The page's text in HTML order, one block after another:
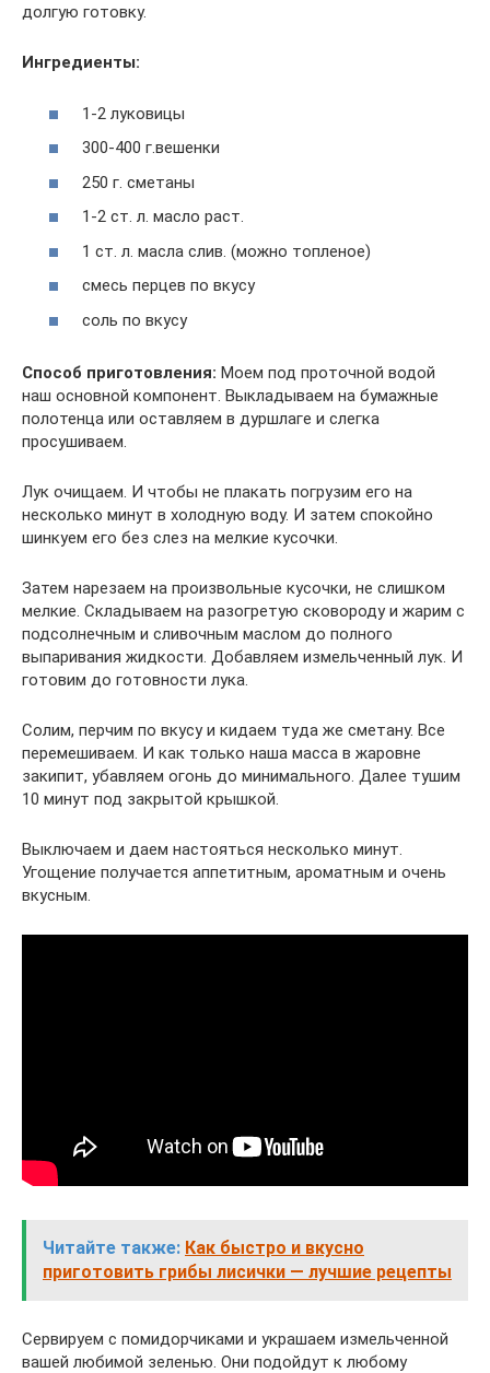
долгую готовку.
Ингредиенты:
1-2 луковицы
300-400 г.вешенки
250 г. сметаны
1-2 ст. л. масло раст.
1 ст. л. масла слив. (можно топленое)
смесь перцев по вкусу
соль по вкусу
Способ приготовления: Моем под проточной водой
наш основной компонент. Выкладываем на бумажные
полотенца или оставляем в дуршлаге и слегка
просушиваем.
Лук очищаем. И чтобы не плакать погрузим его на
несколько минут в холодную воду. И затем спокойно
шинкуем его без слез на мелкие кусочки.
Затем нарезаем на произвольные кусочки, не слишком
мелкие. Складываем на разогретую сковороду и жарим с
подсолнечным и сливочным маслом до полного
выпаривания жидкости. Добавляем измельченный лук. И
готовим до готовности лука.
Солим, перчим по вкусу и кидаем туда же сметану. Все
перемешиваем. И как только наша масса в жаровне
закипит, убавляем огонь до минимального. Далее тушим
10 минут под закрытой крышкой.
Выключаем и даем настояться несколько минут.
Угощение получается аппетитным, ароматным и очень
вкусным.
Читайте также: Как быстро и вкусно
приготовить грибы лисички — лучшие рецепты
Сервируем с помидорчиками и украшаем измельченной
вашей любимой зеленью. Они подойдут к любому